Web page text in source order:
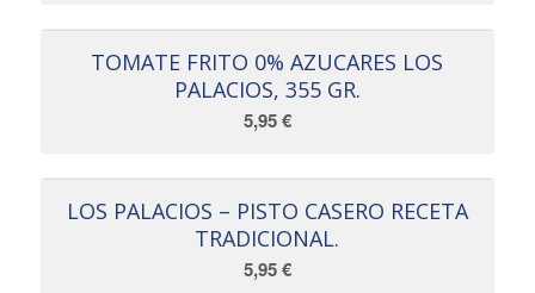
TOMATE FRITO 0% AZUCARES LOS
PALACIOS, 355 GR.
5,95€
LOS PALACIOS – PISTO CASERO RECETA
TRADICIONAL.
5,95€